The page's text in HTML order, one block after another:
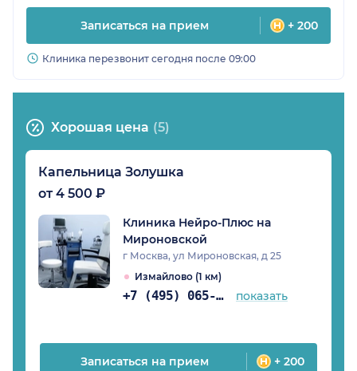
Записаться на прием + 200
Клиника перезвонит сегодня после 09:00
Хорошая цена (5)
Капельница Золушка
от 4 500 ₽
Клиника Нейро-Плюс на
Мироновской
г Москва, ул Мироновская, д 25
Измайлово (1 км)
+7 (495) 065-64-86 показать
Записаться на прием + 200